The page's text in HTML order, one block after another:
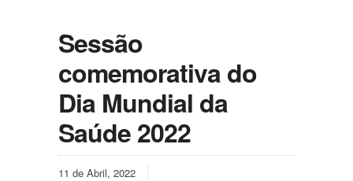
Sessão
comemorativa do
Dia Mundial da
Saúde 2022
11 de Abril, 2022